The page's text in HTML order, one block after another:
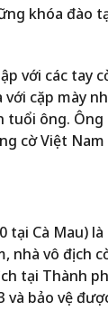
khóa đào
với các tay
cặp mày
tuổi ông.
cờ Việt Nam
tại Cà Mau)
nhà vô địch
tại Thành
và bảo vệ